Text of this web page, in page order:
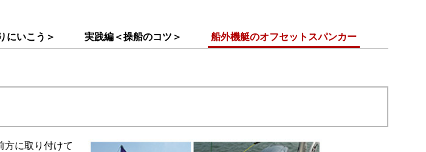
にいこう＞ 実践編＜操船のコツ＞ 船外機艇のオフセットスパンカー
方に取り付けて